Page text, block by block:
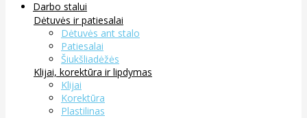
Darbo stalui
Dėtuvės ir patiesalai
Dėtuvės ant stalo
Patiesalai
Šiukšliadėžės
Klijai, korektūra ir lipdymas
Klijai
Korektūra
Plastilinas